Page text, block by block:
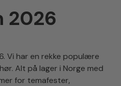
2026
Vi har en rekke populære
Alt på lager i Norge med
for temafester,